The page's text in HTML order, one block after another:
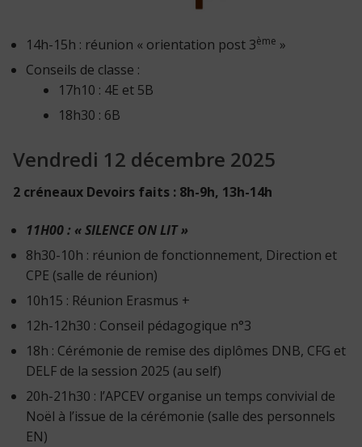
14h-15h : réunion « orientation post 3ème »
Conseils de classe :
17h10 : 4E et 5B
18h30 : 6B
Vendredi 12 décembre 2025
2 créneaux Devoirs faits : 8h-9h, 13h-14h
11H00 : « SILENCE ON LIT »
8h30-10h : réunion de fonctionnement, Direction et
CPE (salle de réunion)
10h15 : Réunion Erasmus +
12h-12h30 : Conseil pédagogique n°3
18h : Cérémonie de remise des diplômes DNB, CFG et
DELF de la session 2025 (au self)
20h-21h30 : l’APCEV organise un temps convivial de
Noël à l’issue de la cérémonie (salle des personnels
EN)